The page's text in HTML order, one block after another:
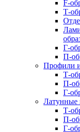
F-
Т-
Г-
П-
Профили
Т-
П-
Г-
Латунные
Т-
П-
Г-